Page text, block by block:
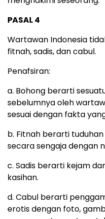
PASAL 4
Wartawan Indonesia
fitnah, sadis, dan cabul.
Penafsiran:
a. Bohong berarti
sebelumnya oleh
sesuai dengan fakta
b. Fitnah berarti
secara sengaja dengan
c. Sadis berarti kejam
kasihan.
d. Cabul berarti
erotis dengan foto,